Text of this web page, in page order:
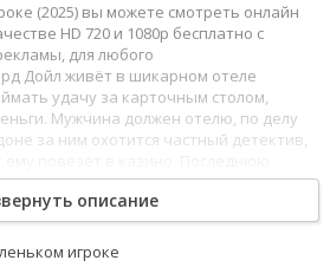
(2025) вы можете смотреть онлайн
HD 720 и 1080p бесплатно с
для любого
Дойл живёт в шикарном отеле
удачу за карточным столом,
Мужчина должен отелю, по делу
за ним охотится частный детектив,
Дао Мин, которая кредитует
она загадочно исчезает.
описание
игроке